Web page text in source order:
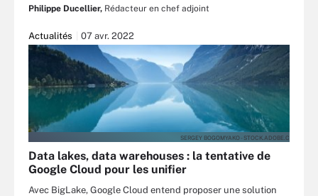
Philippe Ducellier, Rédacteur en chef adjoint
Actualités 07 avr. 2022
SERGEY BOGOMYAKO - STOCK.ADOBE.C
Data lakes, data warehouses : la tentative de
Google Cloud pour les unifier
Avec BigLake, Google Cloud entend proposer une solution